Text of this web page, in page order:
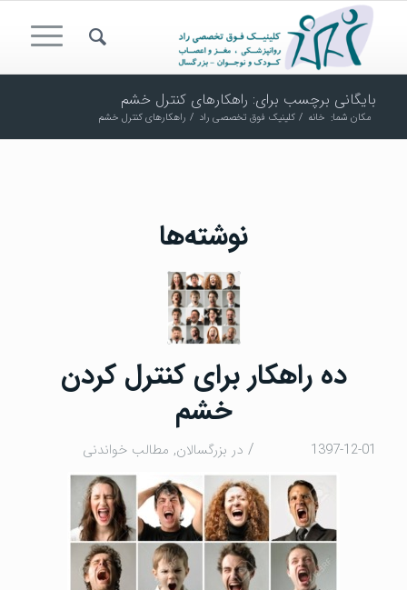
بایگانی برچسب برای: راهکارهای کنترل خشم
مکان شما: خانه / کلینیک فوق تخصصی راد / راهکارهای کنترل خشم
نوشته‌ها
ده راهکار برای کنترل کردن
خشم
1397-12-01
/ در بزرگسالان, مطالب خواندنی